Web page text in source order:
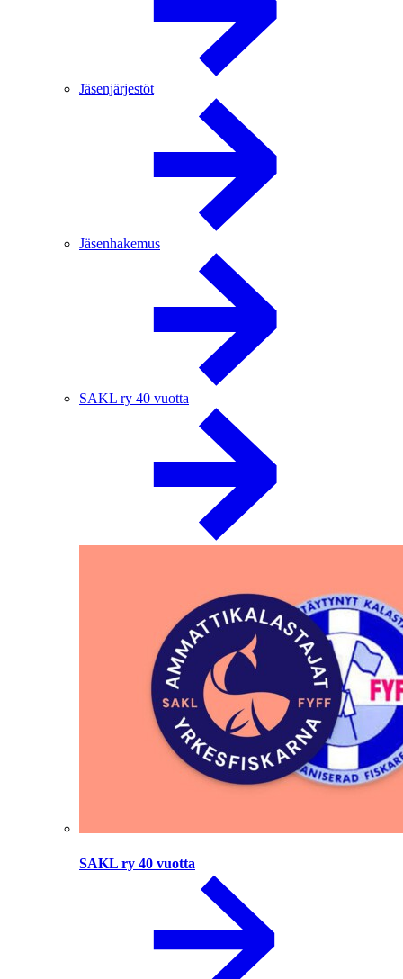
Jäsenjärjestöt
Jäsenhakemus
SAKL ry 40 vuotta
SAKL ry 40 vuotta